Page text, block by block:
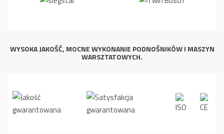
WYSOKA JAKOŚĆ, MOCNE WYKONANIE PODNOŚNIKÓW I MASZYN
WARSZTATOWYCH.